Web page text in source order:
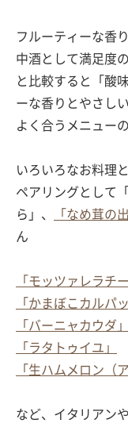
フルーティーな香
中酒として満足度
と比較すると「酸
ーな香りとやさし
よく合うメニュー
いろいろなお料理
ペアリングとして
ら」、
「なめ茸の
ん
「モッツァレラチ
「かまぼこカルパ
「バーニャカウダ」
「ラタトゥイユ」
「生ハムメロン（
など、イタリアン